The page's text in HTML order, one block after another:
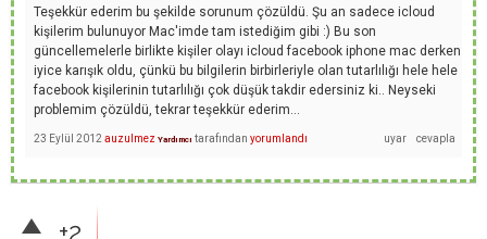
Teşekkür ederim bu şekilde sorunum çözüldü. Şu an sadece icloud
kişilerim bulunuyor Mac'imde tam istediğim gibi :) Bu son
güncellemelerle birlikte kişiler olayı icloud facebook iphone mac derken
iyice karışık oldu, çünkü bu bilgilerin birbirleriyle olan tutarlılığı hele hele
facebook kişilerinin tutarlılığı çok düşük takdir edersiniz ki.. Neyseki
problemim çözüldü, tekrar teşekkür ederim...
23 Eylül 2012 auzulmez Yardımcı tarafından yorumlandı
+2